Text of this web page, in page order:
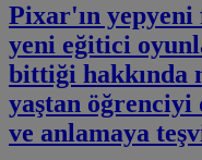
Pixar'ın
yeni eğitici
bittiği hakkında
yaştan öğrenciyi
ve anlamaya